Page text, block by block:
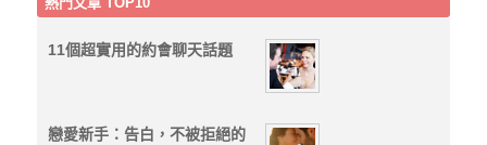
11個超實用的約會聊天話題
戀愛新手：告白，不被拒絕的